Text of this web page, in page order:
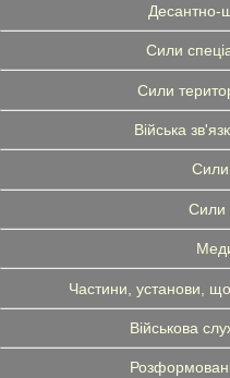
Десантно-
Сили
Сили
Війська
Сили
Сили
Частини, установи,
Військова
Розформовані